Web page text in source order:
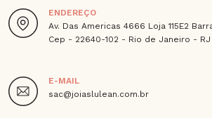
ENDEREÇO
Av. Das Americas 4666 Loja 115E2
Cep - 22640-102 - Rio de Janeiro - RJ
E-MAIL
sac@joiaslulean.com.br